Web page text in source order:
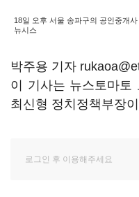
18일 오후 서울 송파구의 공인중개
뉴시스
박주용 기자
이 기사는 뉴스토마토
최신형 정치정책부장